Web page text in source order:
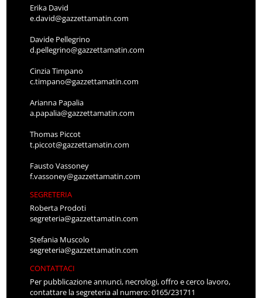
Erika David
e.david@gazzettamatin.com
Davide Pellegrino
d.pellegrino@gazzettamatin.com
Cinzia Timpano
c.timpano@gazzettamatin.com
Arianna Papalia
a.papalia@gazzettamatin.com
Thomas Piccot
t.piccot@gazzettamatin.com
Fausto Vassoney
f.vassoney@gazzettamatin.com
SEGRETERIA
Roberta Prodoti
segreteria@gazzettamatin.com
Stefania Muscolo
segreteria@gazzettamatin.com
CONTATTACI
Per pubblicazione annunci, necrologi, offro e cerco lavoro,
contattare la segreteria al numero: 0165/231711